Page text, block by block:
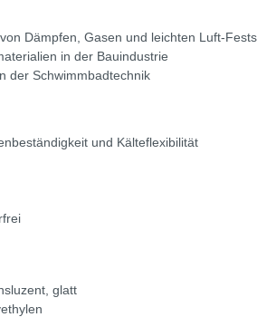
Dämpfen, Gasen und leichten Luft-
in der Bauindustrie
der Schwimmbadtechnik
und Kälteflexibilität
glatt